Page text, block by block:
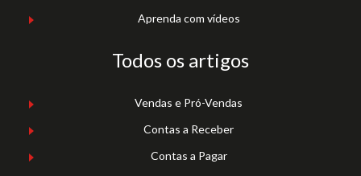
Aprenda com vídeos
Todos os artigos
Vendas e Pró-Vendas
Contas a Receber
Contas a Pagar